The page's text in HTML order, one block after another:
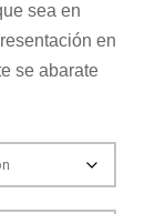
sea en
en
se abarate